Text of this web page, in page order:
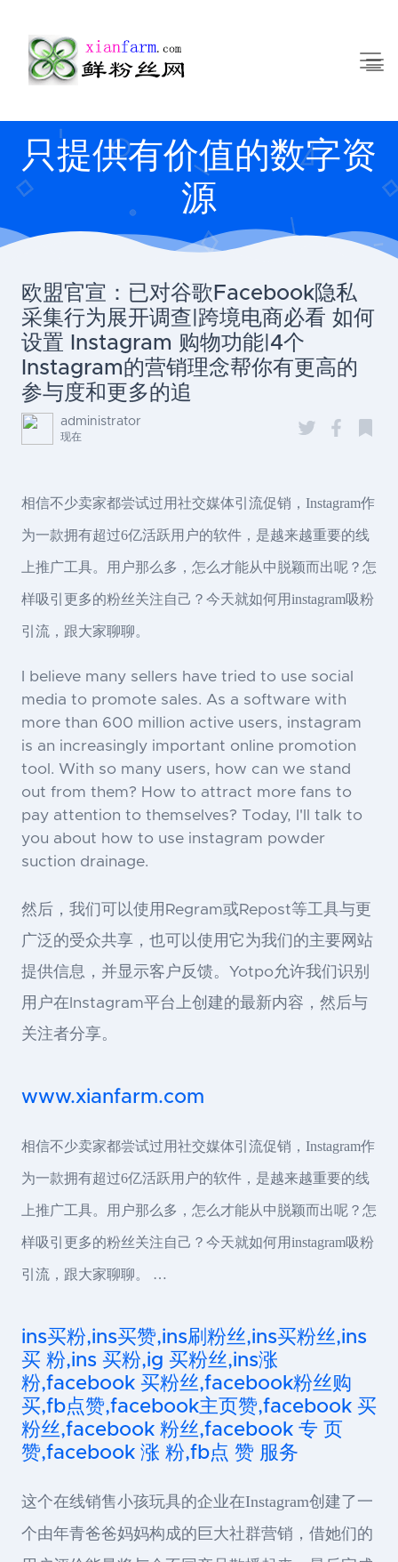
只提供有价值的数字资
源
欧盟官宣：已对谷歌Facebook隐私
采集行为展开调查|跨境电商必看 如何
设置 Instagram 购物功能|4个
Instagram的营销理念帮你有更高的
参与度和更多的追
administrator
现在
相信不少卖家都尝试过用社交媒体引流促销，Instagram作
为一款拥有超过6亿活跃用户的软件，是越来越重要的线
上推广工具。用户那么多，怎么才能从中脱颖而出呢？怎
样吸引更多的粉丝关注自己？今天就如何用instagram吸粉
引流，跟大家聊聊。
I believe many sellers have tried to use social
media to promote sales. As a software with
more than 600 million active users, instagram
is an increasingly important online promotion
tool. With so many users, how can we stand
out from them? How to attract more fans to
pay attention to themselves? Today, I'll talk to
you about how to use instagram powder
suction drainage.
然后，我们可以使用Regram或Repost等工具与更
广泛的受众共享，也可以使用它为我们的主要网站
提供信息，并显示客户反馈。Yotpo允许我们识别
用户在Instagram平台上创建的最新内容，然后与
关注者分享。
www.xianfarm.com
相信不少卖家都尝试过用社交媒体引流促销，Instagram作
为一款拥有超过6亿活跃用户的软件，是越来越重要的线
上推广工具。用户那么多，怎么才能从中脱颖而出呢？怎
样吸引更多的粉丝关注自己？今天就如何用instagram吸粉
引流，跟大家聊聊。 …
ins买粉,ins买赞,ins刷粉丝,ins买粉丝,ins
买 粉,ins 买粉,ig 买粉丝,ins涨
粉,facebook 买粉丝,facebook粉丝购
买,fb点赞,facebook主页赞,facebook 买
粉丝,facebook 粉丝,facebook 专 页
赞,facebook 涨 粉,fb点 赞 服务
这个在线销售小孩玩具的企业在Instagram创建了一
个由年青爸爸妈妈构成的巨大社群营销，借她们的